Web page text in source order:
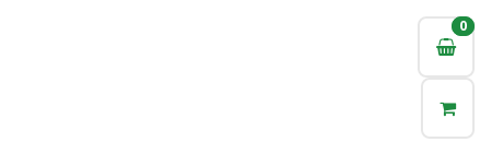
0
0